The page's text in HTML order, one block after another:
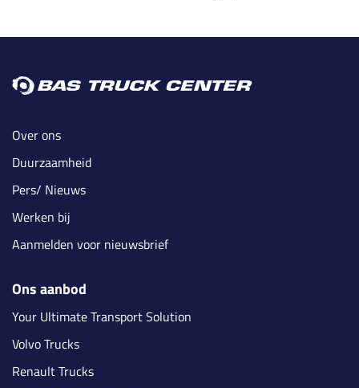
Over ons
Duurzaamheid
Pers/ Nieuws
Werken bij
Aanmelden voor nieuwsbrief
Ons aanbod
Your Ultimate Transport Solution
Volvo Trucks
Renault Trucks